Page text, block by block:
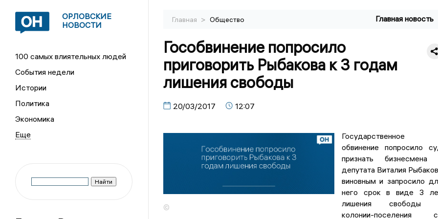
ОРЛОВСКИЕ
НОВОСТИ
100 самых влиятельных людей
События недели
Истории
Политика
Экономика
Главная > Общество Главная новость
Гособвинение попросило
приговорить Рыбакова к 3 годам
лишения свободы
20/03/2017 12:07
©
Государственное
обвинение попросило
признать бизнесмена
депутата Виталия
виновным и запросило
него срок в виде 3
лишения свободы
колонии-поселения